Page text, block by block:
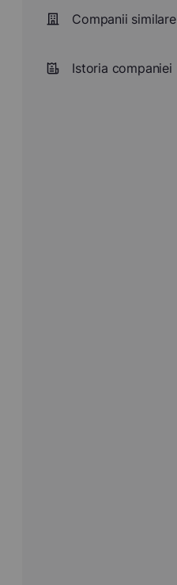
Companii similare
Istoria companiei